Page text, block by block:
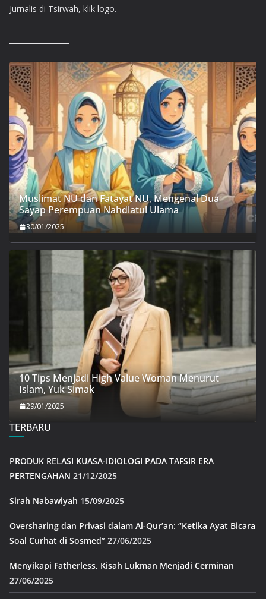
Jurnalis di Tsirwah, klik logo.
Muslimat NU dan Fatayat NU, Mengenal Dua
Sayap Perempuan Nahdlatul Ulama
30/01/2025
10 Tips Menjadi High Value Woman Menurut
Islam, Yuk Simak
29/01/2025
TERBARU
PRODUK RELASI KUASA-IDIOLOGI PADA TAFSIR ERA
PERTENGAHAN 21/12/2025
Sirah Nabawiyah 15/09/2025
Oversharing dan Privasi dalam Al-Qur’an: “Ketika Ayat Bicara
Soal Curhat di Sosmed” 27/06/2025
Menyikapi Fatherless, Kisah Lukman Menjadi Cerminan
27/06/2025